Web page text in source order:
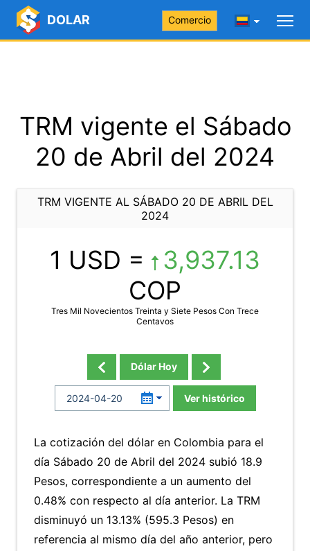
DOLAR Comercio
TRM vigente el Sábado
20 de Abril del 2024
TRM VIGENTE AL SÁBADO 20 DE ABRIL DEL
2024
1 USD =
3,937.13
COP
Tres Mil Novecientos Treinta y Siete Pesos Con Trece
Centavos
Dólar Hoy
Ver histórico
La cotización del dólar en Colombia para el
día Sábado 20 de Abril del 2024 subió 18.9
Pesos, correspondiente a un aumento del
0.48% con respecto al día anterior. La TRM
disminuyó un 13.13% (595.3 Pesos) en
referencia al mismo día del año anterior, pero